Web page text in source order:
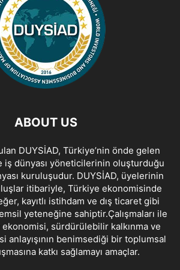
ABOUT US
DUYSİAD, Türkiye’nin önde gelen
dünyası yöneticilerinin oluşturduğu
kuruluşudur. DUYSİAD, üyelerinin
itibariyle, Türkiye ekonomisinde
kayıtlı istihdam ve dış ticaret gibi
yeteneğine sahiptir.Çalışmaları ile
sürdürülebilir kalkınma ve
anlayışının benimsediği bir toplumsal
katkı sağlamayı amaçlar.